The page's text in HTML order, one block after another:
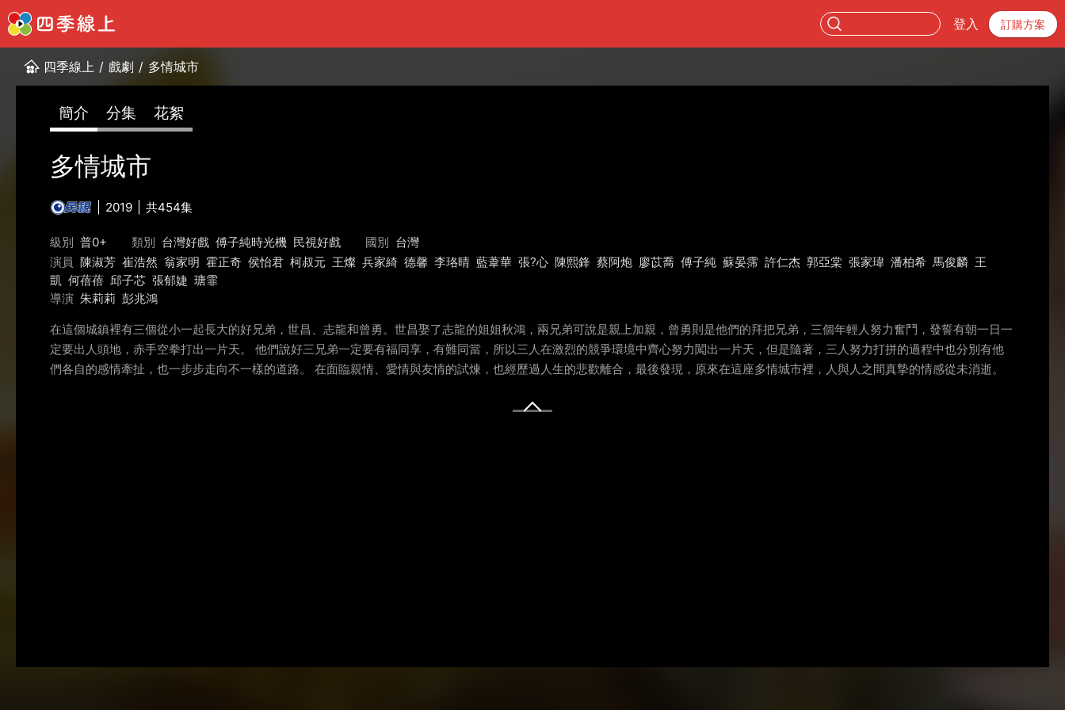
登入 訂購方案
四季線上 / 戲劇 / 多情城市
簡介 分集 花絮
多情城市
2019 共454集
級別 普0+ 類別 台灣好戲 傅子純時光機 民視好戲 國別 台灣
演員 陳淑芳 崔浩然 翁家明 霍正奇 侯怡君 柯叔元 王燦 兵家綺 德馨 李珞晴 藍葦華 張?心 陳熙鋒 蔡阿炮 廖苡喬 傅子純 蘇晏霈 許仁杰 郭亞棠 張家瑋 潘柏希 馬俊麟 王
凱 何蓓蓓 邱子芯 張郁婕 瑭霏
導演 朱莉莉 彭兆鴻
在這個城鎮裡有三個從小一起長大的好兄弟，世昌、志龍和曾勇。世昌娶了志龍的姐姐秋鴻，兩兄弟可說是親上加親，曾勇則是他們的拜把兄弟，三個年輕人努力奮鬥，發誓有朝一日一
定要出人頭地，赤手空拳打出一片天。 他們說好三兄弟一定要有福同享，有難同當，所以三人在激烈的競爭環境中齊心努力闖出一片天，但是隨著，三人努力打拼的過程中也分別有他
們各自的感情牽扯，也一步步走向不一樣的道路。 在面臨親情、愛情與友情的試煉，也經歷過人生的悲歡離合，最後發現，原來在這座多情城市裡，人與人之間真摯的情感從未消逝。